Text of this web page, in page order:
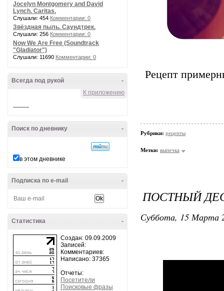
Jocelyn Montgomery and David
Lynch. Caritas.
Слушали: 454 Комментарии: 0
Звёздная пыль. Саундтрек.
Слушали: 256 Комментарии: 0
Now We Are Free (Soundtrack
"Gladiator")
Слушали: 11690 Комментарии: 0
-
Всегда под рукой
К приложению
--------
-
Поиск по дневнику
в этом дневнике
-
Подписка по e-mail
-
Статистика
Создан: 09.09.2009
Записей:
Комментариев:
Написано: 37365
Отчеты:
Посетители
Поисковые фразы
Рецепт
Рубрики: рецепты
Метки: выпечка
ПОСТНЫЙ
Суббота, 15 Марта